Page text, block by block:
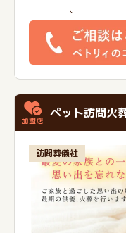
ペット訪問火
訪問葬儀社